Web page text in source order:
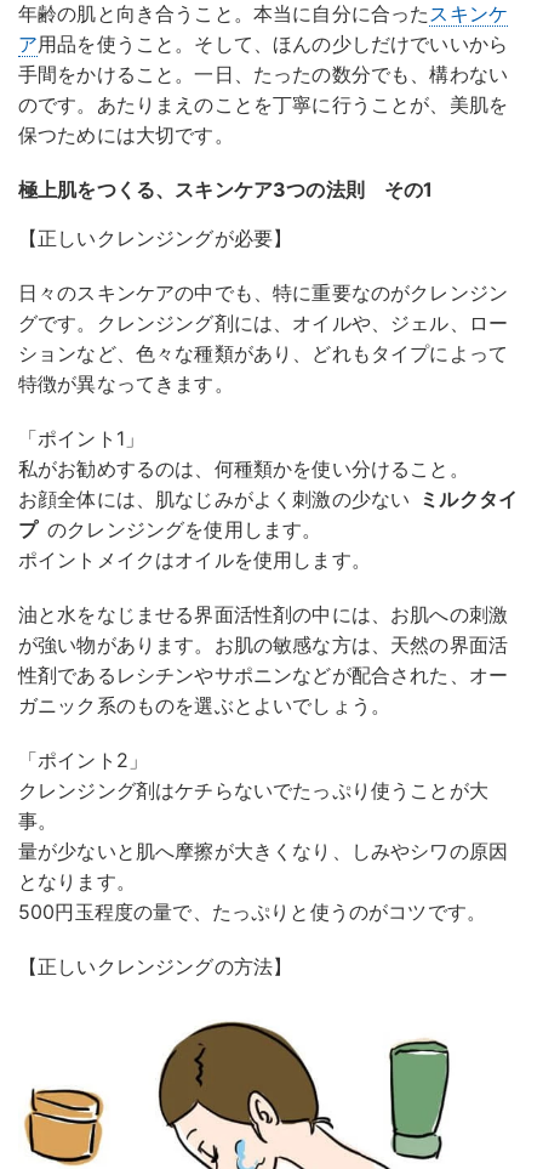
年齢の肌と向き合うこと。本当に自分に合ったスキンケ
ア用品を使うこと。そして、ほんの少しだけでいいから
手間をかけること。一日、たったの数分でも、構わない
のです。あたりまえのことを丁寧に行うことが、美肌を
保つためには大切です。
極上肌をつくる、スキンケア3つの法則 その1
【正しいクレンジングが必要】
日々のスキンケアの中でも、特に重要なのがクレンジン
グです。クレンジング剤には、オイルや、ジェル、ロー
ションなど、色々な種類があり、どれもタイプによって
特徴が異なってきます。
「ポイント1」
私がお勧めするのは、何種類かを使い分けること。
お顔全体には、肌なじみがよく刺激の少ない ミルクタイ
プ のクレンジングを使用します。
ポイントメイクはオイルを使用します。
油と水をなじませる界面活性剤の中には、お肌への刺激
が強い物があります。お肌の敏感な方は、天然の界面活
性剤であるレシチンやサポニンなどが配合された、オー
ガニック系のものを選ぶとよいでしょう。
「ポイント2」
クレンジング剤はケチらないでたっぷり使うことが大
事。
量が少ないと肌へ摩擦が大きくなり、しみやシワの原因
となります。
500円玉程度の量で、たっぷりと使うのがコツです。
【正しいクレンジングの方法】